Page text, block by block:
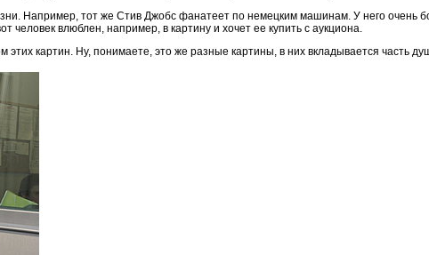
Например, тот же Стив Джобс фанатеет по немецким машинам. У него очень
человек влюблен, например, в картину и хочет ее купить с аукциона.
этих картин. Ну, понимаете, это же разные картины, в них вкладывается часть